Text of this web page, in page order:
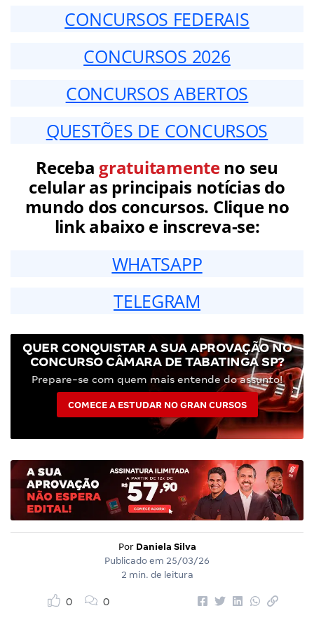
CONCURSOS FEDERAIS
CONCURSOS 2026
CONCURSOS ABERTOS
QUESTÕES DE CONCURSOS
Receba gratuitamenteno seu
celular as principais notícias do
mundo dos concursos. Clique no
link abaixo e inscreva-se:
WHATSAPP
TELEGRAM
QUER CONQUISTAR A SUA APROVAÇÃO NO
CONCURSO CÂMARA DE TABATINGA SP?
Prepare-se com quem mais entende do assunto!
COMECE A ESTUDAR NO GRAN CURSOS
Por Daniela Silva
Publicado em 25/03/26
2 min. de leitura
0 0